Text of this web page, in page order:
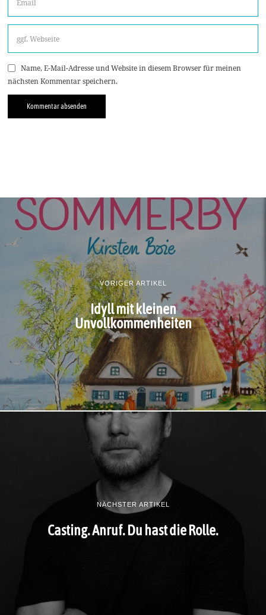
Name, E-Mail-Adresse und Website in diesem Browser für meinen
nächsten Kommentar speichern.
VORIGER ARTIKEL
Idyll mit kleinen
Unvollkommenheiten
NÄCHSTER ARTIKEL
Casting. Anruf. Du hast die Rolle.